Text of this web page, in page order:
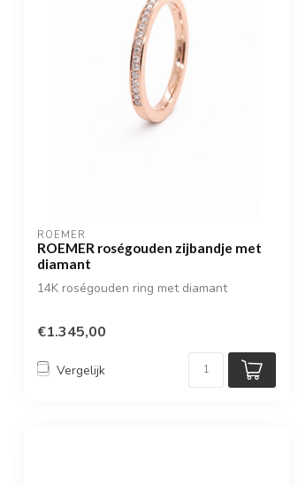
ROEMER
ROEMER roségouden zijbandje met
diamant
14K roségouden ring met diamant
€1.345,00
Vergelijk